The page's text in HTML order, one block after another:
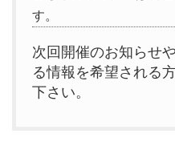
す。
次回開催のお知らせ
る情報を希望される
下さい。